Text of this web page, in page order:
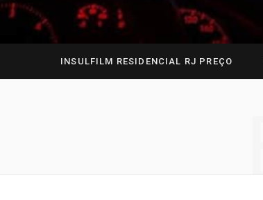
INSULFILM RESIDENCIAL RJ PREÇO